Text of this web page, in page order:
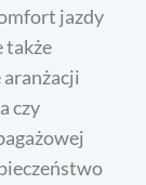
jazdy
także
czy